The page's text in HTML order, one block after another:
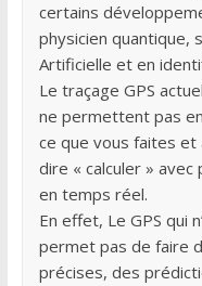
certains
physicien quantique,
Artificielle et en
Le traçage GPS
ne permettent pas
ce que vous faites et
dire « calculer »
en temps réel.
En effet, Le GPS qui
permet pas de faire
précises, des